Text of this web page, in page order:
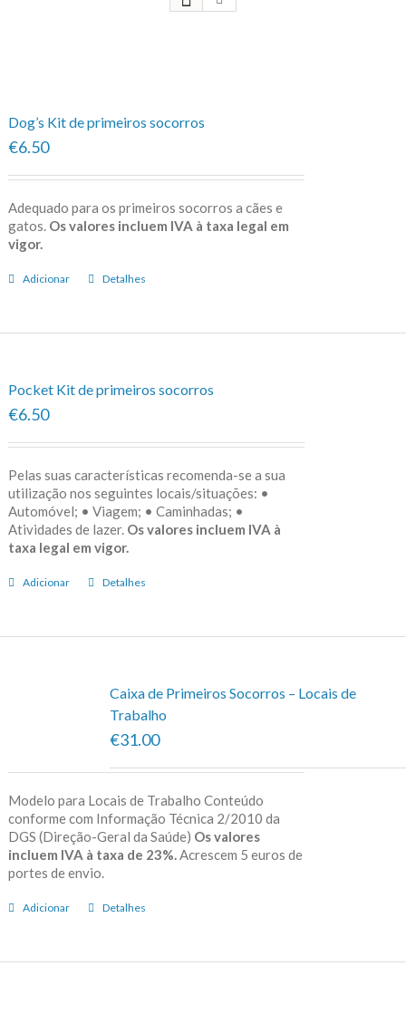
Dog’s Kit de primeiros socorros
€6.50
Adequado para os primeiros socorros a cães e
gatos. Os valores incluem IVA à taxa legal em
vigor.
Adicionar Detalhes
Pocket Kit de primeiros socorros
€6.50
Pelas suas características recomenda-se a sua
utilização nos seguintes locais/situações: •
Automóvel; • Viagem; • Caminhadas; •
Atividades de lazer. Os valores incluem IVA à
taxa legal em vigor.
Adicionar Detalhes
Caixa de Primeiros Socorros – Locais de
Trabalho
€31.00
Modelo para Locais de Trabalho Conteúdo
conforme com Informação Técnica 2/2010 da
DGS (Direção-Geral da Saúde) Os valores
incluem IVA à taxa de 23%. Acrescem 5 euros de
portes de envio.
Adicionar Detalhes